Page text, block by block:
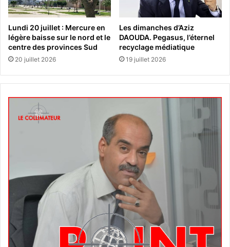
Lundi 20 juillet : Mercure en
légère baisse sur le nord et le
centre des provinces Sud
20 juillet 2026
Les dimanches d’Aziz
DAOUDA. Pegasus, l’éternel
recyclage médiatique
19 juillet 2026